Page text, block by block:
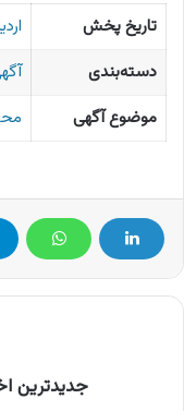
تاریخ پخش
دسته‌بندی
موضوع آگهی
جدیدترین